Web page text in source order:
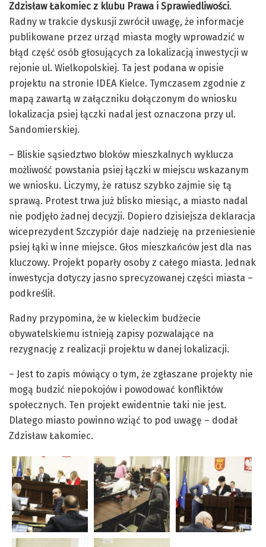
Zdzisław Łakomiec z klubu Prawa i Sprawiedliwości.
Radny w trakcie dyskusji zwrócił uwagę, że informacje
publikowane przez urząd miasta mogły wprowadzić w
błąd część osób głosujących za lokalizacją inwestycji w
rejonie ul. Wielkopolskiej. Ta jest podana w opisie
projektu na stronie IDEA Kielce. Tymczasem zgodnie z
mapą zawartą w załączniku dołączonym do wniosku
lokalizacja psiej łączki nadal jest oznaczona przy ul.
Sandomierskiej.
– Bliskie sąsiedztwo bloków mieszkalnych wyklucza
możliwość powstania psiej łączki w miejscu wskazanym
we wniosku. Liczymy, że ratusz szybko zajmie się tą
sprawą. Protest trwa już blisko miesiąc, a miasto nadal
nie podjęło żadnej decyzji. Dopiero dzisiejsza deklaracja
wiceprezydent Szczypiór daje nadzieję na przeniesienie
psiej łąki w inne miejsce. Głos mieszkańców jest dla nas
kluczowy. Projekt poparły osoby z całego miasta. Jednak
inwestycja dotyczy jasno sprecyzowanej części miasta –
podkreślił.
Radny przypomina, że w kieleckim budżecie
obywatelskiemu istnieją zapisy pozwalające na
rezygnację z realizacji projektu w danej lokalizacji.
– Jest to zapis mówiący o tym, że zgłaszane projekty nie
mogą budzić niepokojów i powodować konfliktów
społecznych. Ten projekt ewidentnie taki nie jest.
Dlatego miasto powinno wziąć to pod uwagę – dodał
Zdzisław Łakomiec.